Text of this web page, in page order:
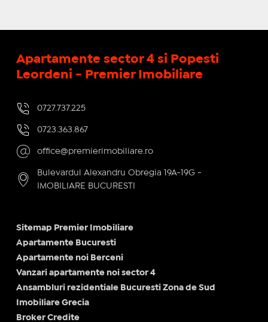
Apartamente sector 4 si Popesti
Leordeni - Premier Imobiliare
0727.737.225
0723.363.867
office@premierimobiliare.ro
Bulevardul Alexandru Obregia 19A-19G -
IMOBILIARE BUCURESTI
Sitemap Premier Imobiliare
Apartamente Bucuresti
Apartamente noi Berceni
Vanzari apartamente noi sector 4
Ansambluri rezidentiale Bucuresti Zona de Sud
Imobiliare Grecia
Broker Credite